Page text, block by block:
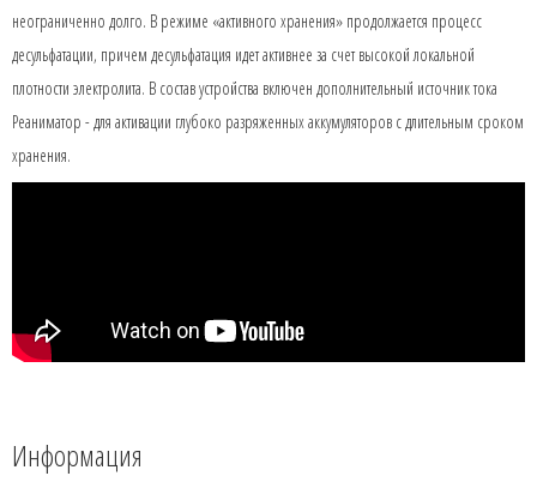
неограниченно долго. В режиме «активного хранения» продолжается процесс
десульфатации, причем десульфатация идет активнее за счет высокой локальной
плотности электролита. В состав устройства включен дополнительный источник тока
Реаниматор - для активации глубоко разряженных аккумуляторов с длительным сроком
хранения.
Информация